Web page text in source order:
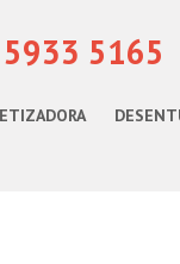
5165